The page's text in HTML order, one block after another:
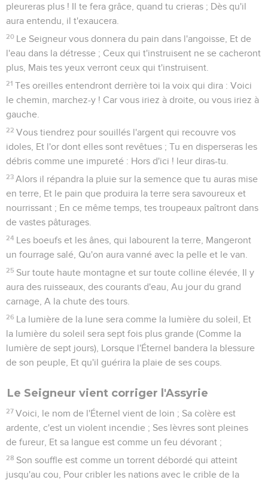
devant la bannière, Dit l'Éternel, qui a son feu dans Sion Et sa
fournaise dans Jérusalem.
Esaïe 32
Un roi bienfaisant
1 Alors le roi régnera selon la justice, Et les princes
gouverneront avec droiture.
2 Chacun sera comme un abri contre le vent, Et un refuge
contre la tempête, Comme des courants d'eau dans un lieu
desséché, Comme l'ombre d'un grand rocher dans une terre
altérée.
3 Les yeux de ceux qui voient ne seront plus bouchés, Et les
oreilles de ceux qui entendent seront attentives.
4 Le coeur des hommes légers sera intelligent pour
comprendre, Et la langue de ceux qui balbutient parlera vite
et nettement.
5 On ne donnera plus à l'insensé le nom de noble, Ni au
fourbe celui de magnanime.
6 Car l'insensé profère des folies, Et son coeur s'adonne au
mal, Pour commettre l'impiété, Et dire des faussetés contre
enlever le breuvage de celui qui a soif.
7 Les armes du fourbe sont pernicieuses ; Il forme de
coupables desseins, Pour perdre les malheureux par des
paroles mensongères, Même quand la cause du pauvre est
juste.
8 Mais celui qui est noble forme de nobles desseins, Et il